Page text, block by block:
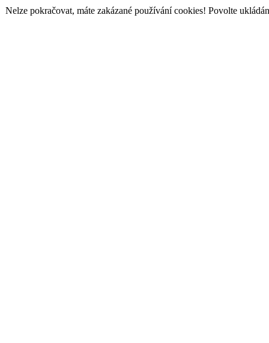
Nelze pokračovat, máte zakázané používání cookies! Povolte